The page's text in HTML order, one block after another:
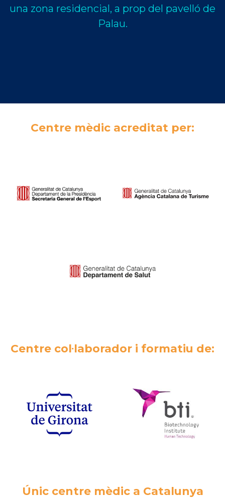
una zona residencial, a prop del pavelló de
Palau.
Centre mèdic acreditat per:
Centre col·laborador i formatiu de:
Únic centre mèdic a Catalunya